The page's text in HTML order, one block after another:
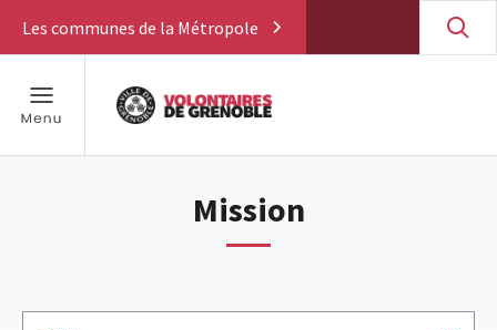
Les communes de la Métropole
Mission
TYPE